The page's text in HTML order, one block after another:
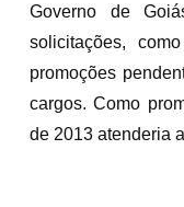
Governo de
solicitações,
promoções
cargos. Como
de 2013 atenderia